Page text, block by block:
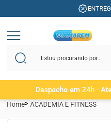
Despacho em 24h -
Home ACADEMIA E FITNESS